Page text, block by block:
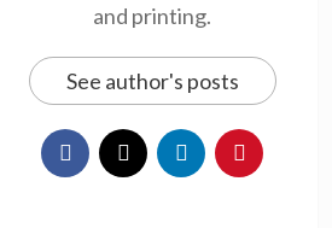
and printing.
See author's posts